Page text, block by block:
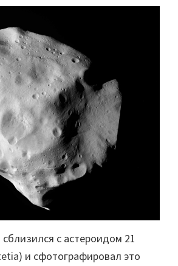
с астероидом 21
и сфотографировал это